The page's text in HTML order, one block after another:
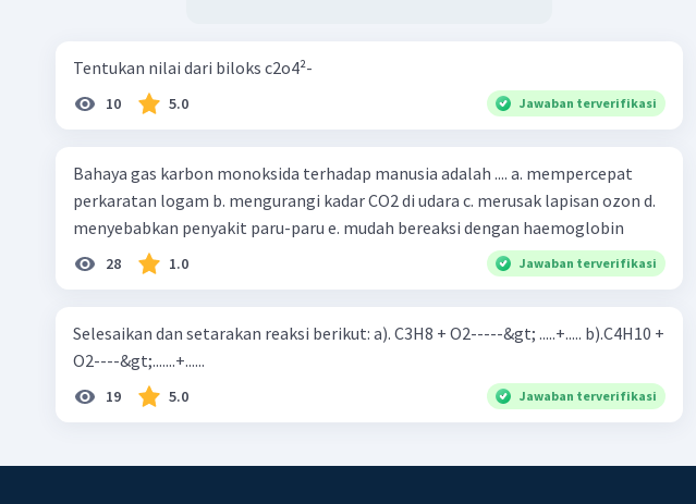
Tentukan nilai dari biloks c2o4²-
10 5.0 Jawaban terverifikasi
Bahaya gas karbon monoksida terhadap manusia adalah .... a. mempercepat
perkaratan logam b. mengurangi kadar CO2 di udara c. merusak lapisan ozon d.
menyebabkan penyakit paru-paru e. mudah bereaksi dengan haemoglobin
28 1.0 Jawaban terverifikasi
Selesaikan dan setarakan reaksi berikut: a). C3H8 + O2-----&gt; .....+..... b).C4H10 +
O2----&gt;.......+......
19 5.0 Jawaban terverifikasi